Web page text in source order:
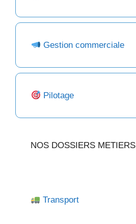
Gestion commerciale
Pilotage
NOS DOSSIERS METIERS
Transport